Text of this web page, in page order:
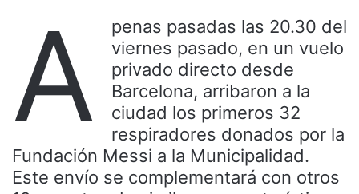
A
penas pasadas las 20.30 del
viernes pasado, en un vuelo
privado directo desde
Barcelona, arribaron a la
ciudad los primeros 32
respiradores donados por la
Fundación Messi a la Municipalidad.
Este envío se complementará con otros